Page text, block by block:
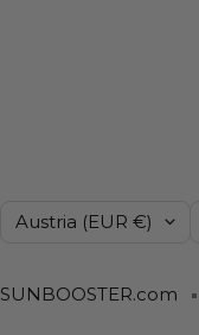
Country/region
Austria (EUR €)
SUNBOOSTER.com